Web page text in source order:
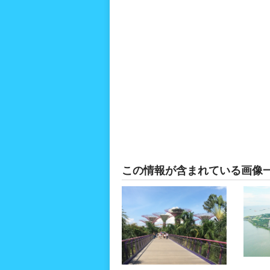
この情報が含まれている画像